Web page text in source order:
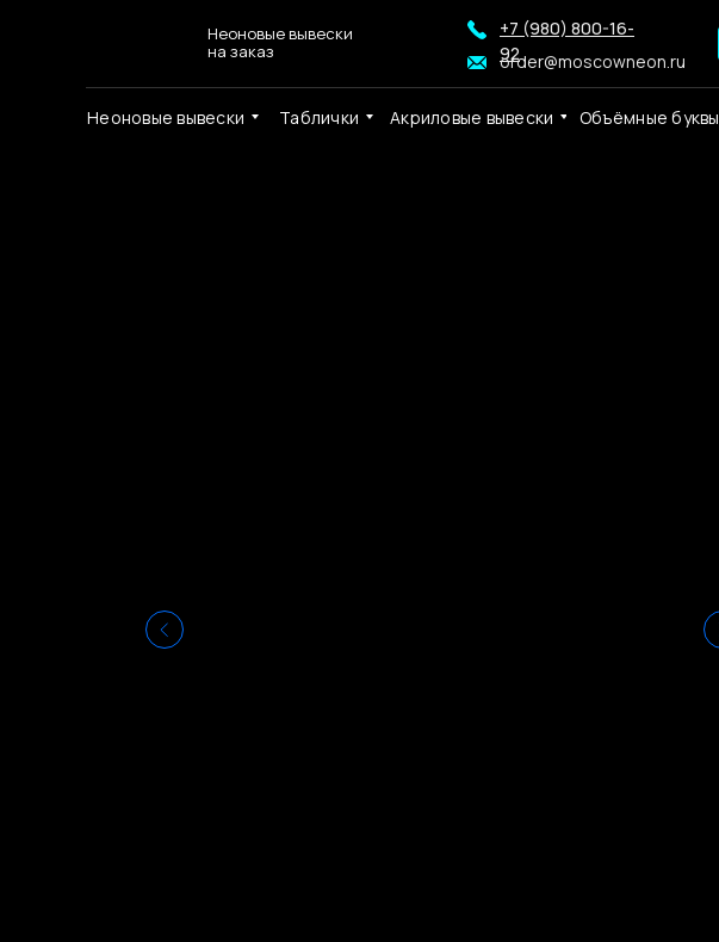
Таблички Акриловые вывески Объёмные буквы
+7 (980) 800-16-
92
order@moscowneon.ru
Неоновые вывески
на заказ
Неоновые вывески